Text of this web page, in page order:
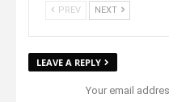
PREV NEXT
LEAVE A REPLY
Your email